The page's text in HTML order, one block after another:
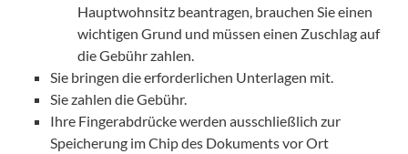
Hauptwohnsitz beantragen, brauchen Sie einen
wichtigen Grund und müssen einen Zuschlag auf
die Gebühr zahlen.
Sie bringen die erforderlichen Unterlagen mit.
Sie zahlen die Gebühr.
Ihre Fingerabdrücke werden ausschließlich zur
Speicherung im Chip des Dokuments vor Ort